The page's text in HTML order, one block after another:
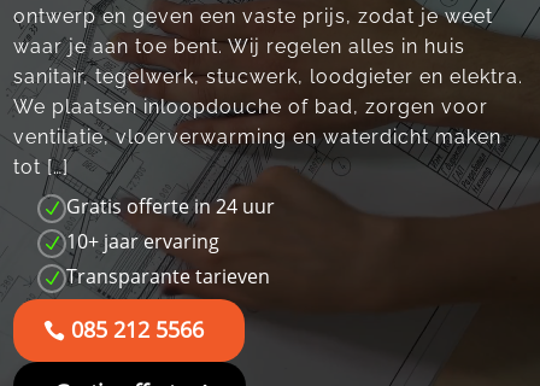
ontwerp en geven een vaste prijs, zodat je weet
waar je aan toe bent. Wij regelen alles in huis
sanitair, tegelwerk, stucwerk, loodgieter en elektra.
We plaatsen inloopdouche of bad, zorgen voor
ventilatie, vloerverwarming en waterdicht maken
tot […]
N Gratis offerte in 24 uur
N 10+ jaar ervaring
N Transparante tarieven
085 212 5566